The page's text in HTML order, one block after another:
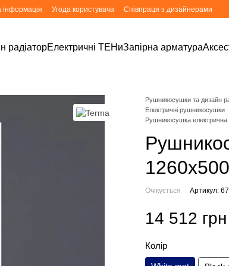
інформація Угода користувача Співпраця з дизайнерами
радіаторЕлектричні ТЕНиЗапірна арматура
Рушникосушки та дизайн
Електричні рушникосушки
Рушникосушка
Очікується Артикул:
14 512 грн
Колір